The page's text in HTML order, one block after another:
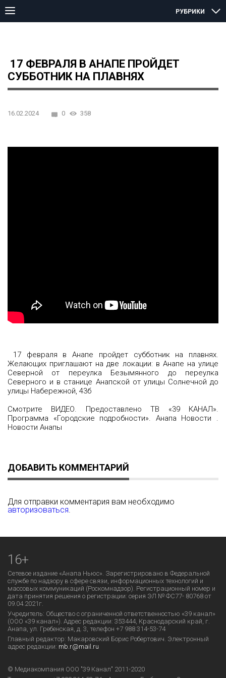
РУБРИКИ
17 ФЕВРАЛЯ В АНАПЕ ПРОЙДЕТ
СУББОТНИК НА ПЛАВНЯХ
16.02.2024 0 358
17 февраля в Анапе пройдет субботник на плавнях.
Желающих приглашают на две локации: в Анапе на улице
Северной от переулка Безымянного до переулка
Северного и в станице Анапской от улицы Солнечной до
улицы Набережной, 43б
Смотрите ВИДЕО. Предоставлено ТВ «39 КАНАЛ».
Программа «Городские подробности». Анапа Новости .
Новости Анапы
ДОБАВИТЬ КОММЕНТАРИЙ
Для отправки комментария вам необходимо
авторизоваться.
16+
Сетевое издание «Анапа Ньюс». Зарегистрировано в Федеральной
службе по надзору в сфере связи, информационных технологий и
массовых коммуникаций (Роскомнадзор). Регистрационный номер и
дата принятия решения о регистрации: серия ЭЛ № ФС77- 80768 от
09.04.2021г.
Учредитель: Общество с ограниченной ответственностью «39 канал»
(ООО «39 канал»). Адрес редакции: 353444, Краснодарский край, г.
Анапа, ул. Гребенская, д. 3, телефон +7 988 314-53-74
Главный редактор: Макаровский Борис Робертович. Электронный
адрес редакции: mb.r@mail.ru
© Медиакомпания ООО "39 Канал" 2011-2020